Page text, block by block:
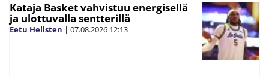
Kataja Basket vahvistuu energisellä
ja ulottuvalla sentterillä
Eetu Hellsten | 07.08.2026 12:13